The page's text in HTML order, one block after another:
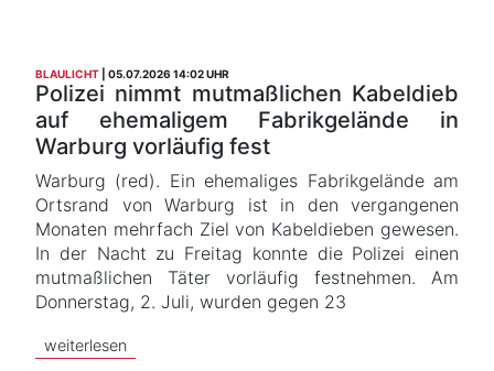
BLAULICHT 05.07.2026 14:02 UHR
Polizei nimmt mutmaßlichen Kabeldieb
auf ehemaligem Fabrikgelände in
Warburg vorläufig fest
Warburg (red). Ein ehemaliges Fabrikgelände am
Ortsrand von Warburg ist in den vergangenen
Monaten mehrfach Ziel von Kabeldieben gewesen.
In der Nacht zu Freitag konnte die Polizei einen
mutmaßlichen Täter vorläufig festnehmen. Am
Donnerstag, 2. Juli, wurden gegen 23
weiterlesen